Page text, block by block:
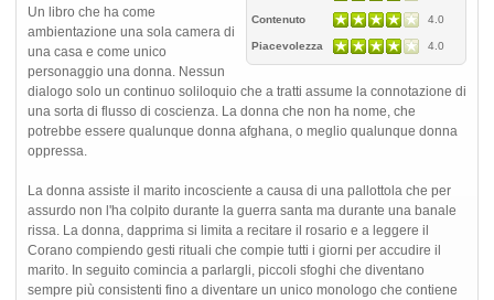
Contenuto 4.0
Piacevolezza 4.0
Un libro che ha come
ambientazione una sola camera di
una casa e come unico
personaggio una donna. Nessun
dialogo solo un continuo soliloquio che a tratti assume la connotazione di
una sorta di flusso di coscienza. La donna che non ha nome, che
potrebbe essere qualunque donna afghana, o meglio qualunque donna
oppressa.
La donna assiste il marito incosciente a causa di una pallottola che per
assurdo non l'ha colpito durante la guerra santa ma durante una banale
rissa. La donna, dapprima si limita a recitare il rosario e a leggere il
Corano compiendo gesti rituali che compie tutti i giorni per accudire il
marito. In seguito comincia a parlargli, piccoli sfoghi che diventano
sempre più consistenti fino a diventare un unico monologo che contiene